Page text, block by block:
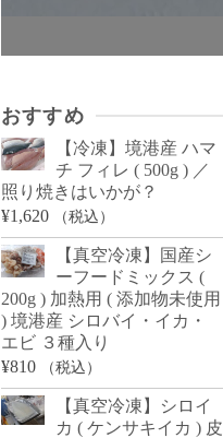
おすすめ
【冷凍】境港産 ハマ
チ フィレ ( 500g ) ／
照り焼きはいかが？
¥1,620 （税込）
【真空冷凍】国産シ
ーフードミックス (
200g ) 加熱用 ( 添加物未使用
) 境港産 シロバイ・イカ・
エビ ３種入り
¥810 （税込）
【真空冷凍】シロイ
カ ( ケンサキイカ ) 皮